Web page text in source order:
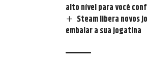
alto nível para você
Steam libera novos
embalar a sua jogatina